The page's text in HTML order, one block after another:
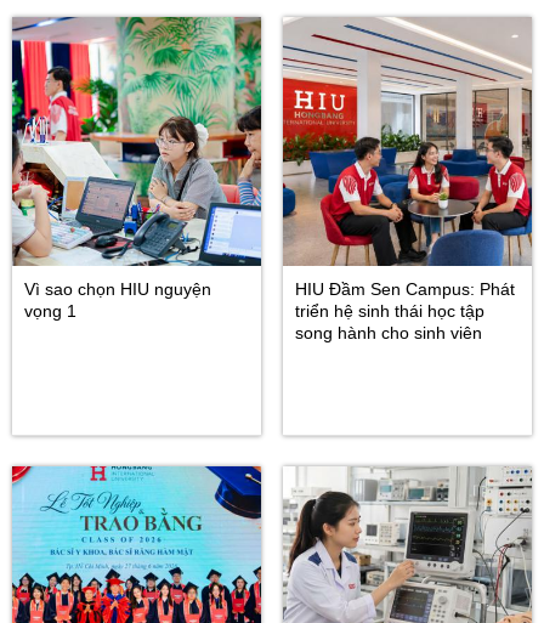
Vì sao chọn HIU nguyện
vọng 1
HIU Đầm Sen Campus: Phát
triển hệ sinh thái học tập
song hành cho sinh viên